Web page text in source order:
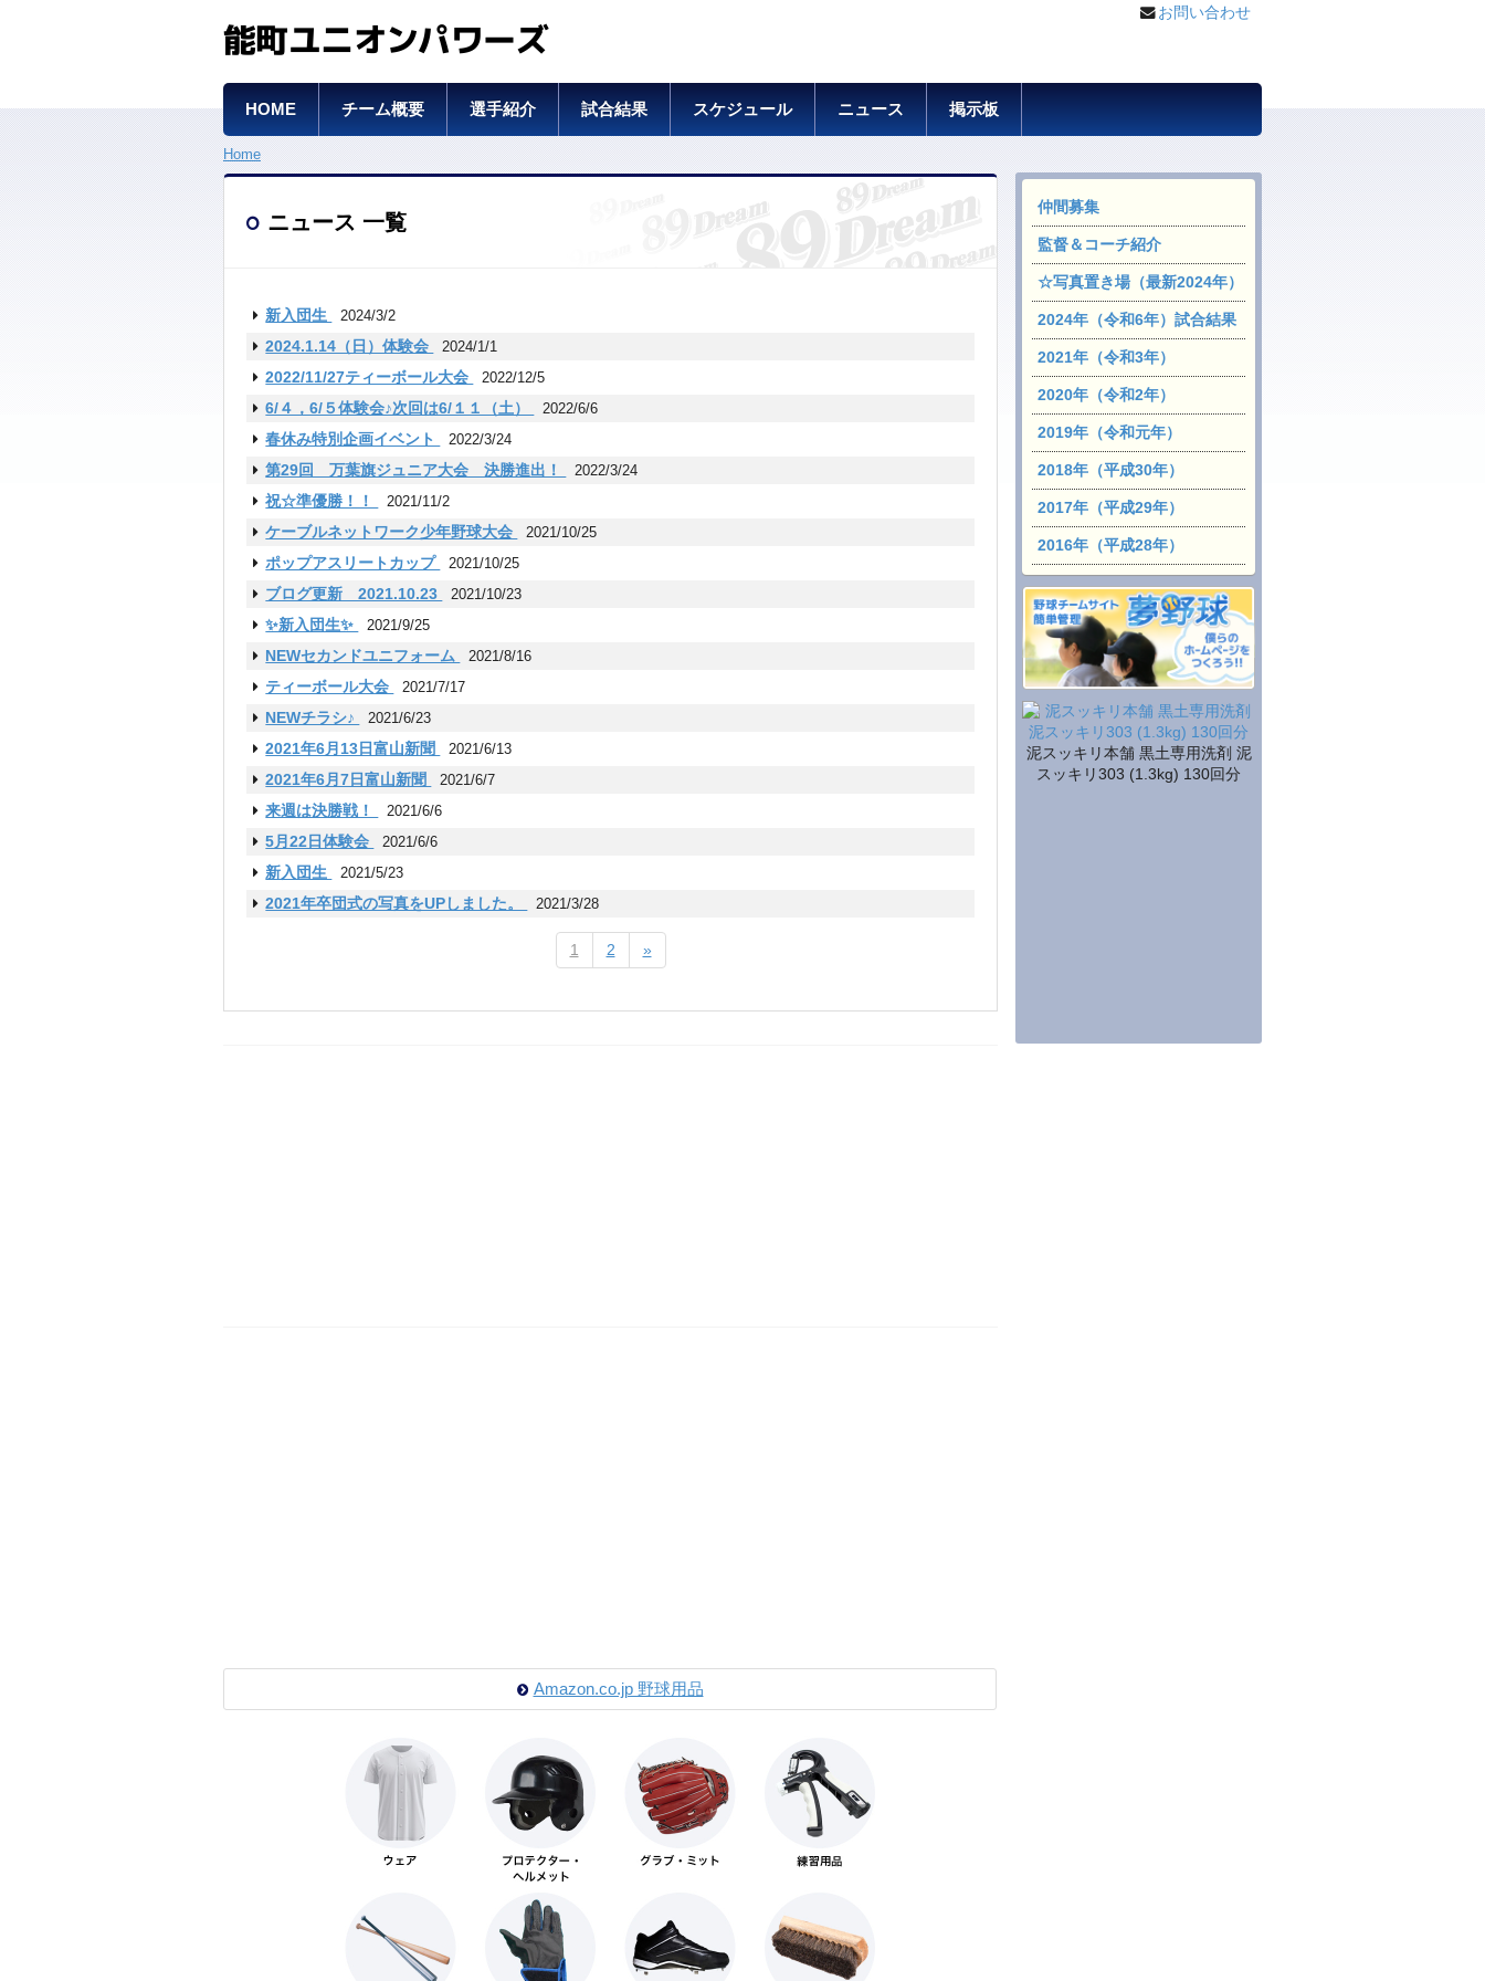
能町ユニオンパワーズ
お問い合わせ
HOME チーム概要 選手紹介 試合結果 スケジュール ニュース 掲示板
仲間募集
監督＆コーチ紹介
☆写真置き場（最新2024年）
2024年（令和6年）試合結果
2021年（令和3年）
2020年（令和2年）
2019年（令和元年）
2018年（平成30年）
2017年（平成29年）
2016年（平成28年）
泥スッキリ本舗 黒土専用洗剤 泥
スッキリ303 (1.3kg) 130回分
Home
ニュース 一覧
新入団生
2024/3/2
2024.1.14（日）体験会
2024/1/1
2022/11/27ティーボール大会
2022/12/5
6/４，6/５体験会♪次回は6/１１（土）
2022/6/6
春休み特別企画イベント
2022/3/24
第29回 万葉旗ジュニア大会 決勝進出！
2022/3/24
祝☆準優勝！！
2021/11/2
ケーブルネットワーク少年野球大会
2021/10/25
ポップアスリートカップ
2021/10/25
ブログ更新 2021.10.23
2021/10/23
✨新入団生✨
2021/9/25
NEWセカンドユニフォーム
2021/8/16
ティーボール大会
2021/7/17
NEWチラシ♪
2021/6/23
2021年6月13日富山新聞
2021/6/13
2021年6月7日富山新聞
2021/6/7
来週は決勝戦！
2021/6/6
5月22日体験会
2021/6/6
新入団生
2021/5/23
2021年卒団式の写真をUPしました。
2021/3/28
1 2 »
Amazon.co.jp 野球用品